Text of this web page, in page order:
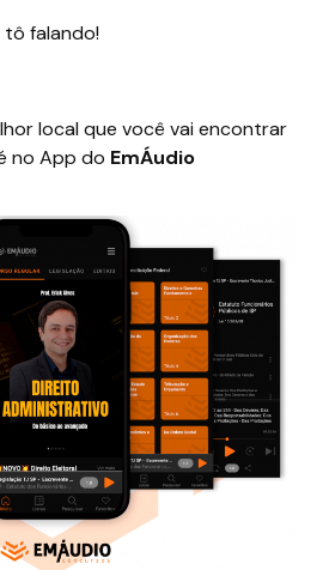
tô falando!
local que você vai encontrar
no App do EmÁudio